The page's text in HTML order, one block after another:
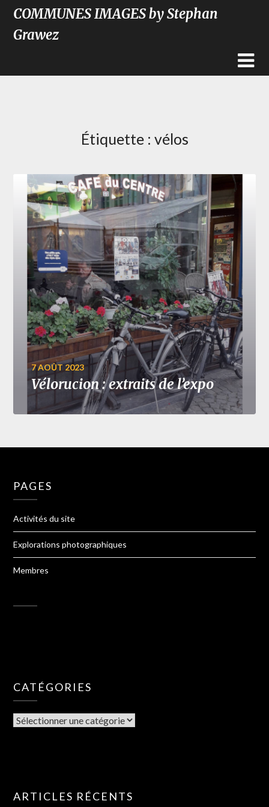
COMMUNES IMAGES by Stephan
Grawez
Étiquette : vélos
7 AOÛT 2023
Vélorucion : extraits de l’expo
PAGES
Activités du site
Explorations photographiques
Membres
CATÉGORIES
ARTICLES RÉCENTS